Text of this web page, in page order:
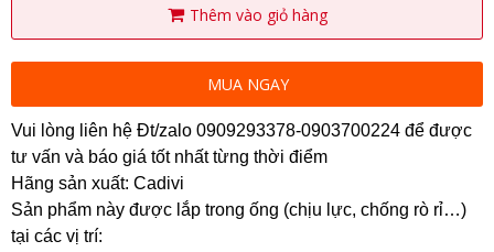
Thêm vào giỏ hàng
MUA NGAY
Vui lòng liên hệ Đt/zalo 0909293378-0903700224 để được
tư vấn và báo giá tốt nhất từng thời điểm
Hãng sản xuất: Cadivi
Sản phẩm này được lắp trong ống (chịu lực, chống rò rỉ…)
tại các vị trí: